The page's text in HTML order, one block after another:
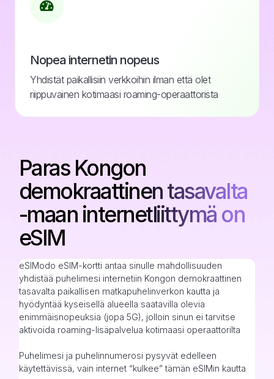
Nopea internetin nopeus
Yhdistät paikallisiin verkkoihin ilman että olet
riippuvainen kotimaasi roaming-operaattorista
Paras Kongon
demokraattinen tasavalta
-maan internetliittymä on
eSIM
eSIModo eSIM-kortti antaa sinulle mahdollisuuden
yhdistää puhelimesi internetiin Kongon demokraattinen
tasavalta paikallisen matkapuhelinverkon kautta ja
hyödyntää kyseisellä alueella saatavilla olevia
enimmäisnopeuksia (jopa 5G), jolloin sinun ei tarvitse
aktivoida roaming-lisäpalvelua kotimaasi operaattorilta
Puhelimesi ja puhelinnumerosi pysyvät edelleen
käytettävissä, vain internet “kulkee” tämän eSIMin kautta